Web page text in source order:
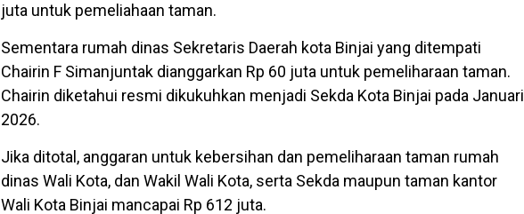
juta untuk pemeliahaan taman.
Sementara rumah dinas Sekretaris Daerah kota Binjai yang ditempati
Chairin F Simanjuntak dianggarkan Rp 60 juta untuk pemeliharaan taman.
Chairin diketahui resmi dikukuhkan menjadi Sekda Kota Binjai pada Januari
2026.
Jika ditotal, anggaran untuk kebersihan dan pemeliharaan taman rumah
dinas Wali Kota, dan Wakil Wali Kota, serta Sekda maupun taman kantor
Wali Kota Binjai mancapai Rp 612 juta.